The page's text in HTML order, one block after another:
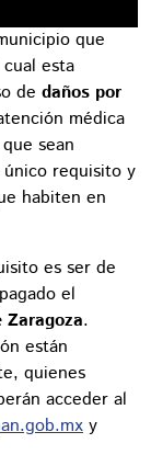
que
esta
de daños por
médica
sean
requisito y
habiten en
es ser de
el
Zaragoza.
están
quienes
acceder al
y